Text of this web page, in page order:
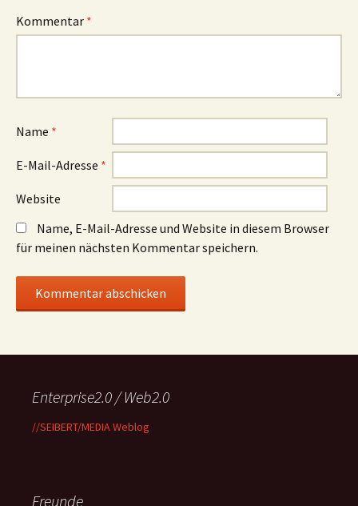
Kommentar *
Name *
E-Mail-Adresse *
Website
Name, E-Mail-Adresse und Website in diesem Browser
für meinen nächsten Kommentar speichern.
Enterprise2.0 / Web2.0
//SEIBERT/MEDIA Weblog
Freunde